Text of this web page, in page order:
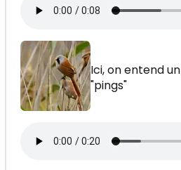
Ici, on entend un
"pings"